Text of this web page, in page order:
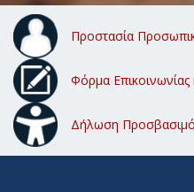
Προστασία
Φόρμα
Δήλωση